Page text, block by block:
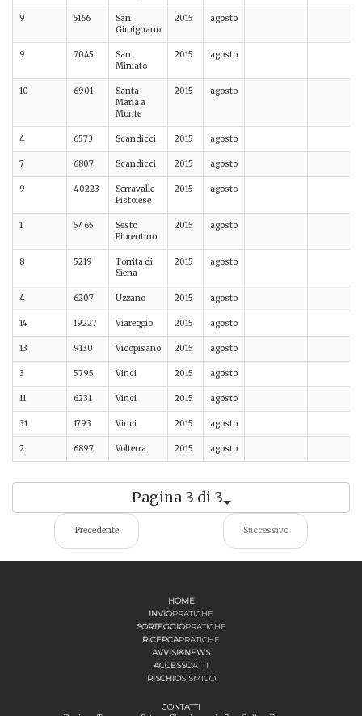
9 5166
San
Gimignano
2015 agosto
9 7045
San
Miniato
2015 agosto
10 6901
Santa
Maria a
Monte
2015 agosto
4 6573 Scandicci 2015 agosto
7 6807 Scandicci 2015 agosto
9 40223
Serravalle
Pistoiese
2015 agosto
1 5465
Sesto
Fiorentino
2015 agosto
8 5219
Torrita di
Siena
2015 agosto
4 6207 Uzzano 2015 agosto
14 19227 Viareggio 2015 agosto
13 9130 Vicopisano 2015 agosto
3 5795 Vinci 2015 agosto
11 6231 Vinci 2015 agosto
31 1793 Vinci 2015 agosto
2 6897 Volterra 2015 agosto
Pagina 3 di 3
Precedente Successivo
HOME
INVIOPRATICHE
SORTEGGIOPRATICHE
RICERCAPRATICHE
AVVISI&NEWS
ACCESSOATTI
RISCHIOSISMICO
CONTATTI